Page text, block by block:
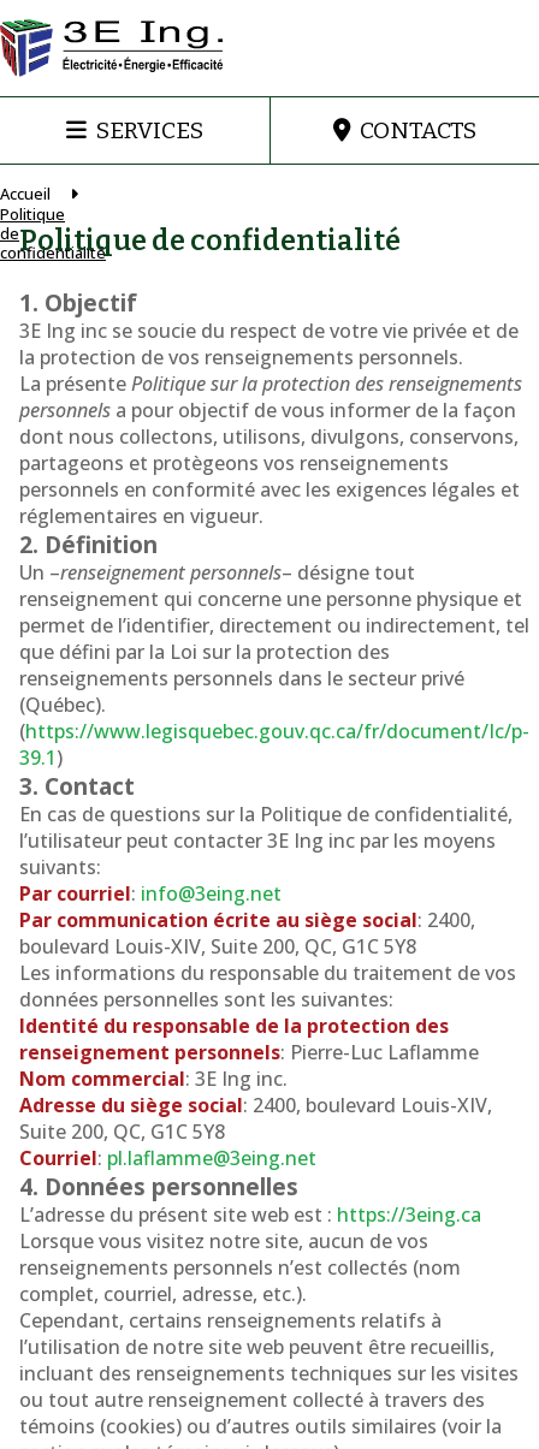
SERVICES CONTACTS
Accueil
Politique
de
confidentialité
Politique de confidentialité
1. Objectif
3E Ing inc se soucie du respect de votre vie privée et de
la protection de vos renseignements personnels.
La présentePolitique sur la protection des renseignements
personnels a pour objectif de vous informer de la façon
dont nous collectons, utilisons, divulgons, conservons,
partageons et protègeons vos renseignements
personnels en conformité avec les exigences légales et
réglementaires en vigueur.
2. Définition
Un –renseignement personnels– désigne tout
renseignement qui concerne une personne physique et
permet de l’identifier, directement ou indirectement, tel
que défini par la Loi sur la protection des
renseignements personnels dans le secteur privé
(Québec).
(https://www.legisquebec.gouv.qc.ca/fr/document/Ic/p-
39.1)
3. Contact
En cas de questions sur la Politique de confidentialité,
l’utilisateur peut contacter 3E Ing inc par les moyens
suivants:
Par courriel: info@3eing.net
Par communication écrite au siège social: 2400,
boulevard Louis-XIV, Suite 200, QC, G1C 5Y8
Les informations du responsable du traitement de vos
données personnelles sont les suivantes:
Identité du responsable de la protection des
renseignement personnels: Pierre-Luc Laflamme
Nom commercial: 3E Ing inc.
Adresse du siège social: 2400, boulevard Louis-XIV,
Suite 200, QC, G1C 5Y8
Courriel: pl.laflamme@3eing.net
4. Données personnelles
L’adresse du présent site web est : https://3eing.ca
Lorsque vous visitez notre site, aucun de vos
renseignements personnels n’est collectés (nom
complet, courriel, adresse, etc.).
Cependant, certains renseignements relatifs à
l’utilisation de notre site web peuvent être recueillis,
incluant des renseignements techniques sur les visites
ou tout autre renseignement collecté à travers des
témoins (cookies) ou d’autres outils similaires (voir la